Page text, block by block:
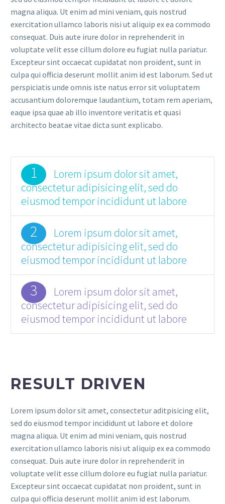
magna aliqua. Ut enim ad mini veniam, quis nostrud
exercitation ullamco laboris nisi ut aliquip ex ea commodo
consequat. Duis aute irure dolor in reprehenderit in
voluptate velit esse cillum dolore eu fugiat nulla pariatur.
Excepteur sint occaecat cupidatat non proident, sunt in
culpa qui officia deserunt mollit anim id est laborum. Sed ut
perspiciatis unde omnis iste natus error sit voluptatem
accusantium doloremque laudantium, totam rem aperiam,
eaque ipsa quae ab illo inventore veritatis et quasi
architecto beatae vitae dicta sunt explicabo.
1
Lorem ipsum dolor sit amet,
consectetur adipisicing elit, sed do
eiusmod tempor incididunt ut labore
2
Lorem ipsum dolor sit amet,
consectetur adipisicing elit, sed do
eiusmod tempor incididunt ut labore
3
Lorem ipsum dolor sit amet,
consectetur adipisicing elit, sed do
eiusmod tempor incididunt ut labore
RESULT DRIVEN
Lorem ipsum dolor sit amet, consectetur aditpisicing elit,
sed do eiusmod tempor incididunt ut labore et dolore
magna aliqua. Ut enim ad mini veniam, quis nostrud
exercitation ullamco laboris nisi ut aliquip ex ea commodo
consequat. Duis aute irure dolor in reprehenderit in
voluptate velit esse cillum dolore eu fugiat nulla pariatur.
Excepteur sint occaecat cupidatat non proident, sunt in
culpa qui officia deserunt mollit anim id est laborum.